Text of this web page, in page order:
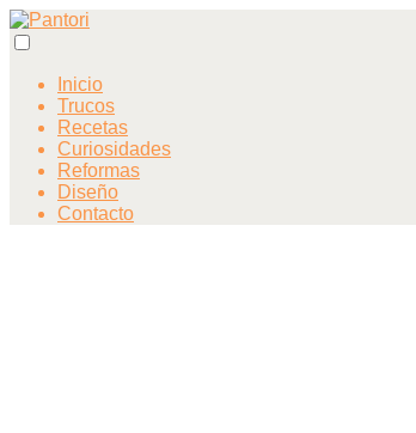
Inicio
Trucos
Recetas
Curiosidades
Reformas
Diseño
Contacto